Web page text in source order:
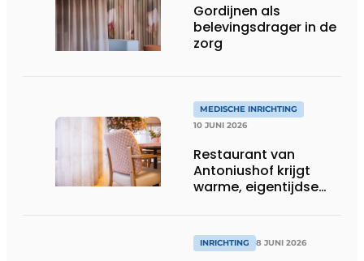
Gordijnen als
belevingsdrager in de
zorg
MEDISCHE INRICHTING
10 JUNI 2026
Restaurant van
Antoniushof krijgt
warme, eigentijdse
INRICHTING 8 JUNI 2026